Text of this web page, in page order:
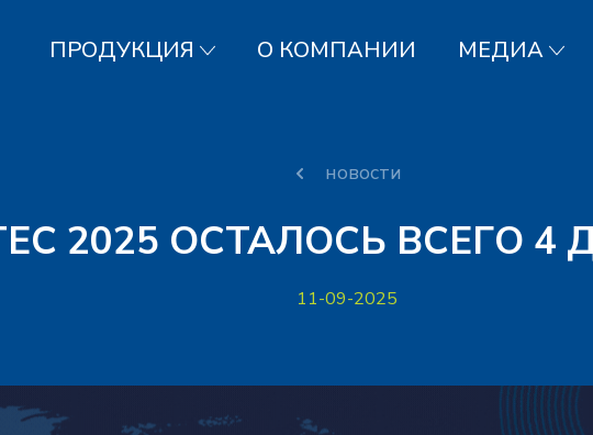
ПРОДУКЦИЯ О КОМПАНИИ МЕДИА
новости
2025 ОСТАЛОСЬ ВСЕГО 4
11-09-2025